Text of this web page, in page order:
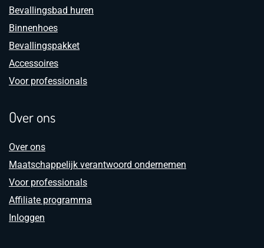
Bevallingsbad huren
Binnenhoes
Bevallingspakket
Accessoires
Voor professionals
Over ons
Over ons
Maatschappelijk verantwoord ondernemen
Voor professionals
Affiliate programma
Inloggen